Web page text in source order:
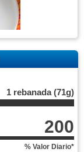
1 rebanada (71g)
200
% Valor Diario*